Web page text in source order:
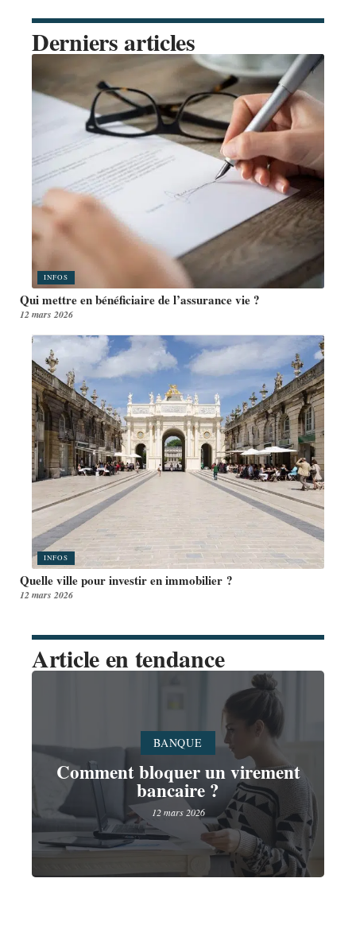
Derniers articles
INFOS
Qui mettre en bénéficiaire de l’assurance vie ?
12 mars 2026
INFOS
Quelle ville pour investir en immobilier ?
12 mars 2026
Article en tendance
BANQUE
Comment bloquer un virement
bancaire ?
12 mars 2026